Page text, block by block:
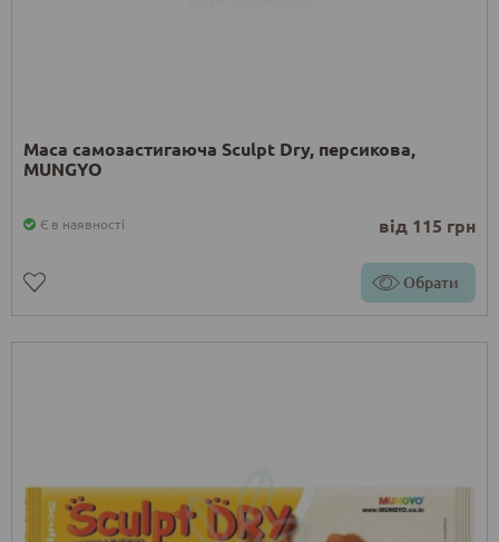
Маса самозастигаюча Sculpt Dry, персикова,
MUNGYO
Є в наявності від 115 грн
Обрати